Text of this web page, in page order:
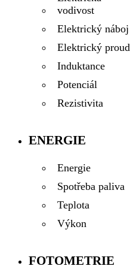
vodivost
Elektrický náboj
Elektrický proud
Induktance
Potenciál
Rezistivita
ENERGIE
Energie
Spotřeba paliva
Teplota
Výkon
FOTOMETRIE